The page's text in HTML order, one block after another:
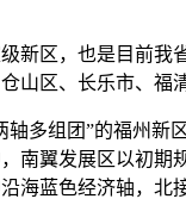
新区，也是目前我
山区、长乐市、福
轴多组团”的福州
南翼发展区以初期
海蓝色经济轴，北